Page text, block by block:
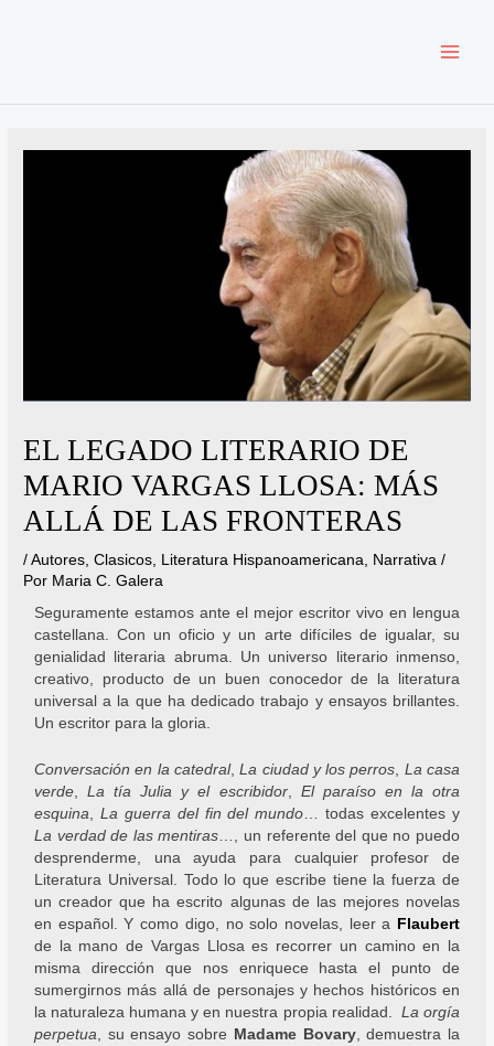
EL LEGADO LITERARIO DE
MARIO VARGAS LLOSA: MÁS
ALLÁ DE LAS FRONTERAS
/Autores ,Clasicos Literatura Hispanoamericana Narrativa /
Por Maria C. Galera
Seguramente estamos ante el mejor escritor vivo en lengua
castellana. Con un oficio y un arte difíciles de igualar, su
genialidad literaria abruma. Un universo literario inmenso,
creativo, producto de un buen conocedor de la literatura
universal a la que ha dedicado trabajo y ensayos brillantes.
Un escritor para la gloria.
Conversación en la catedral,La ciudad y los perros La casa
verde ,La tía Julia y el escribidor, El paraíso en la otra
esquina
La guerra del fin del mundo … todas excelentes y
La verdad de las mentiras …, un referente del que no puedo
desprenderme, una ayuda para cualquier profesor de
Literatura Universal. Todo lo que escribe tiene la fuerza de
un creador que ha escrito algunas de las mejores novelas
en español. Y como digo, no solo novelas, leer a Flaubert
de la mano de Vargas Llosa es recorrer un camino en la
misma dirección que nos enriquece hasta el punto de
sumergirnos más allá de personajes y hechos históricos en
la naturaleza humana y en nuestra propia realidad. La orgía
perpetua , su ensayo sobre Madame Bovary, demuestra la